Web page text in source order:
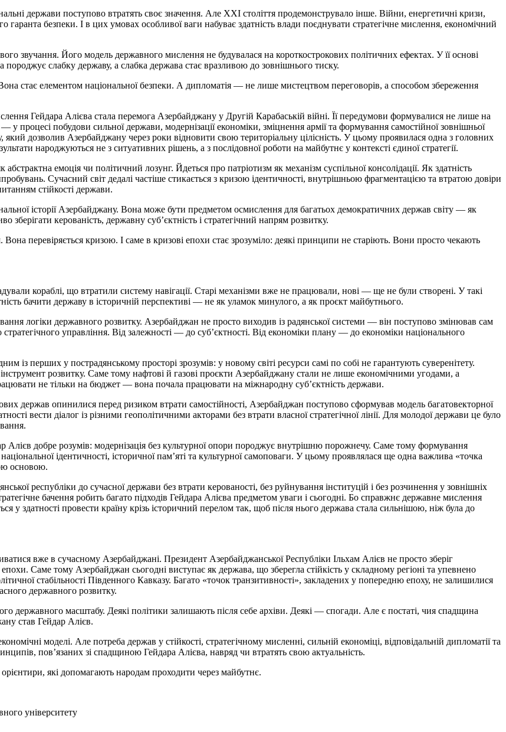
держави поступово втратять своє значення. Але XXI століття продемонструвало інше. Війни, енергетичні кризи,
безпеки. І в цих умовах особливої ваги набуває здатність влади поєднувати стратегічне мислення, економічний
звучання. Його модель державного мислення не будувалася на короткострокових політичних ефектах. У її основі
породжує слабку державу, а слабка держава стає вразливою до зовнішнього тиску.
стає елементом національної безпеки. А дипломатія — не лише мистецтвом переговорів, а способом збереження
Гейдара Алієва стала перемога Азербайджану у Другій Карабаській війні. Її передумови формувалися не лише на
процесі побудови сильної держави, модернізації економіки, зміцнення армії та формування самостійної зовнішньої
дозволив Азербайджану через роки відновити свою територіальну цілісність. У цьому проявилася одна з головних
народжуються не з ситуативних рішень, а з послідовної роботи на майбутнє у контексті єдиної стратегії.
емоція чи політичний лозунг. Йдеться про патріотизм як механізм суспільної консолідації. Як здатність
Сучасний світ дедалі частіше стикається з кризою ідентичності, внутрішньою фрагментацією та втратою довіри
стійкості держави.
історії Азербайджану. Вона може бути предметом осмислення для багатьох демократичних держав світу — як
керованість, державну суб’єктність і стратегічний напрям розвитку.
перевіряється кризою. І саме в кризові епохи стає зрозуміло: деякі принципи не старіють. Вони просто чекають
кораблі, що втратили систему навігації. Старі механізми вже не працювали, нові — ще не були створені. У такі
бачити державу в історичній перспективі — не як уламок минулого, а як проєкт майбутнього.
логіки державного розвитку. Азербайджан не просто виходив із радянської системи — він поступово змінював сам
управління. Від залежності — до суб’єктності. Від економіки плану — до економіки національного
із перших у пострадянському просторі зрозумів: у новому світі ресурси самі по собі не гарантують суверенітету.
розвитку. Саме тому нафтові й газові проєкти Азербайджану стали не лише економічними угодами, а
не тільки на бюджет — вона почала працювати на міжнародну суб’єктність держави.
держав опинилися перед ризиком втрати самостійності, Азербайджан поступово сформував модель багатовекторної
вести діалог із різними геополітичними акторами без втрати власної стратегічної лінії. Для молодої держави це було
Алієв добре розумів: модернізація без культурної опори породжує внутрішню порожнечу. Саме тому формування
ідентичності, історичної пам’яті та культурної самоповаги. У цьому проявлялася ще одна важлива «точка
основою.
республіки до сучасної держави без втрати керованості, без руйнування інституцій і без розчинення у зовнішніх
бачення робить багато підходів Гейдара Алієва предметом уваги і сьогодні. Бо справжнє державне мислення
у здатності провести країну крізь історичний перелом так, щоб після нього держава стала сильнішою, ніж була до
вже в сучасному Азербайджані. Президент Азербайджанської Республіки Ільхам Алієв не просто зберіг
епохи. Саме тому Азербайджан сьогодні виступає як держава, що зберегла стійкість у складному регіоні та упевнено
стабільності Південного Кавказу. Багато «точок транзитивності», закладених у попередню епоху, не залишилися
державного розвитку.
державного масштабу. Деякі політики залишають після себе архіви. Деякі — спогади. Але є постаті, чия спадщина
став Гейдар Алієв.
моделі. Але потреба держав у стійкості, стратегічному мисленні, сильній економіці, відповідальній дипломатії та
пов’язаних зі спадщиною Гейдара Алієва, навряд чи втратять свою актуальність.
які допомагають народам проходити через майбутнє.
університету